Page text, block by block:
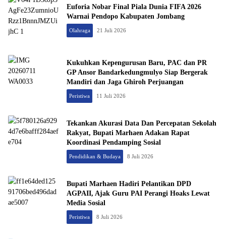
Euforia Nobar Final Piala Dunia FIFA 2026
Warnai Pendopo Kabupaten Jombang
Olahraga 21 Juli 2026
Kukuhkan Kepengurusan Baru, PAC dan PR
GP Ansor Bandarkedungmulyo Siap Bergerak
Mandiri dan Jaga Ghiroh Perjuangan
Peristiwa 11 Juli 2026
Tekankan Akurasi Data Dan Percepatan Sekolah
Rakyat, Bupati Marhaen Adakan Rapat
Koordinasi Pendamping Sosial
Pendidikan & Budaya 8 Juli 2026
Bupati Marhaen Hadiri Pelantikan DPD
AGPAII, Ajak Guru PAI Perangi Hoaks Lewat
Media Sosial
Peristiwa 8 Juli 2026